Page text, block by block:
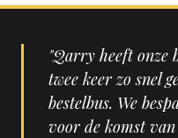
"Qarry heeft onze
twee keer zo snel
bestelbus. We
voor de komst van